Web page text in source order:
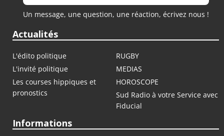
Un message, une question, une réaction, écrivez nous !
Actualités
L'édito politique
RUGBY
L'invité politique
MEDIAS
Les courses hippiques et
pronostics
HOROSCOPE
Sud Radio à votre Service avec
Fiducial
Informations